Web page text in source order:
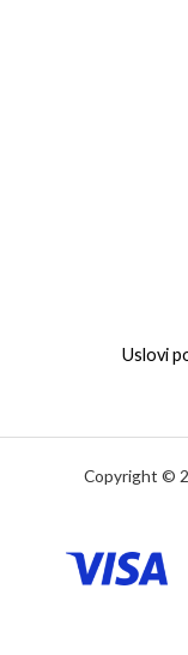
Uslovi
Copyright ©